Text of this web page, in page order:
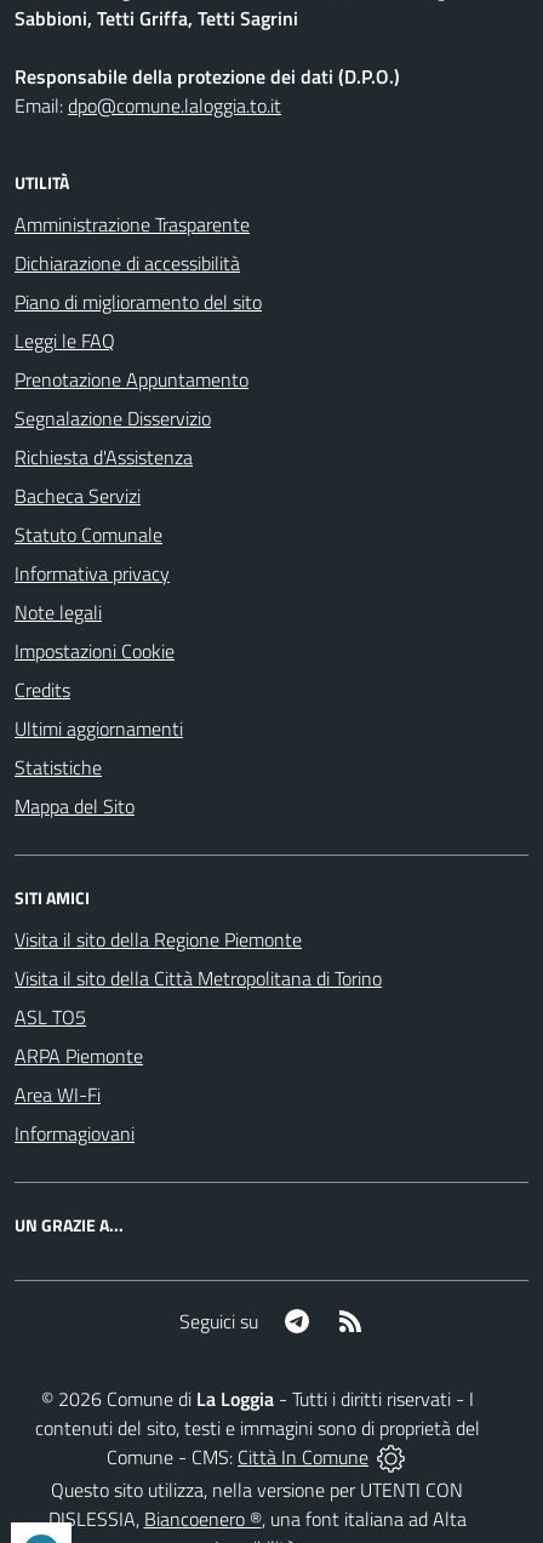
Sabbioni, Tetti Griffa, Tetti Sagrini
Responsabile della protezione dei dati (D.P.O.)
Email:dpo@comune.laloggia.to.it
UTILITÀ
Amministrazione Trasparente
Dichiarazione di accessibilità
Piano di miglioramento del sito
Leggi le FAQ
Prenotazione Appuntamento
Segnalazione Disservizio
Richiesta d'Assistenza
Bacheca Servizi
Statuto Comunale
Informativa privacy
Note legali
Impostazioni Cookie
Credits
Ultimi aggiornamenti
Statistiche
Mappa del Sito
SITI AMICI
Visita il sito della Regione Piemonte
Visita il sito della Città Metropolitana di Torino
ASL TO5
ARPA Piemonte
Area WI-Fi
Informagiovani
UN GRAZIE A...
Seguici su Telegram
© 2026Comune di La Loggia- Tutti i diritti riservati - I
contenuti del sito, testi e immagini sono di proprietà del
Comune - CMS: Città In Comune
Questo sito utilizza, nella versione per UTENTI CON
DISLESSIA, Biancoenero ®, una font italiana ad Alta